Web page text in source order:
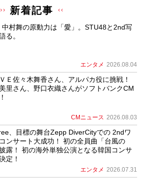
新着記事
中村舞の原動力は「愛」。STU48と2nd写
る。
エンタメ 2026.08.04
Ｅ佐々木舞香さん、アルパカ役に挑戦！
里さん、野口衣織さんがソフトバンクCM
CMニュース 2026.08.03
、目標の舞台Zepp DiverCityでの 2ndワ
ンサート大成功！ 初の全員曲「台風の
露！ 初の海外単独公演となる韓国コンサ
定！
エンタメ 2026.07.31